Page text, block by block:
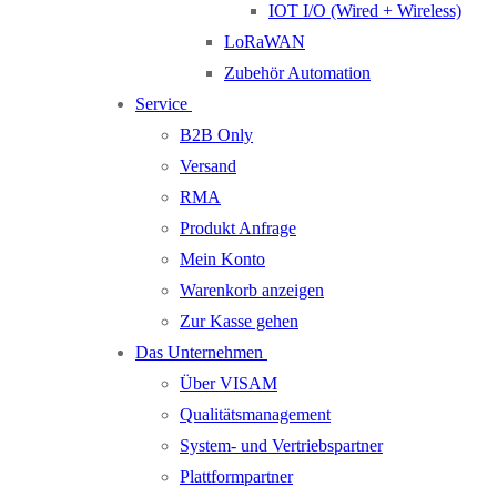
IOT I/O (Wired + Wireless)
LoRaWAN
Zubehör Automation
Service
B2B Only
Versand
RMA
Produkt Anfrage
Mein Konto
Warenkorb anzeigen
Zur Kasse gehen
Das Unternehmen
Über VISAM
Qualitätsmanagement
System- und Vertriebspartner
Plattformpartner